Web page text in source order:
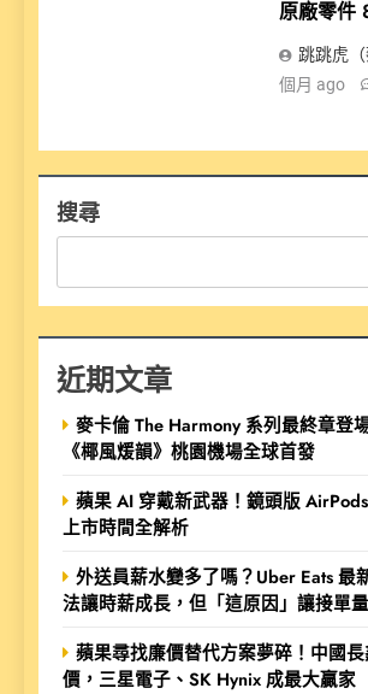
原廠零件
跳跳虎（
個月 ago
搜尋
近期文章
麥卡倫 The Harmony 系列最終章登
《椰風煖韻》桃園機場全球首發
蘋果 AI 穿戴新武器！鏡頭版
上市時間全解析
外送員薪水變多了嗎？Uber Eats 最
法讓時薪成長，但「這原因」讓接單
蘋果尋找廉價替代方案夢碎！中國
價，三星電子、SK Hynix 成最大贏家